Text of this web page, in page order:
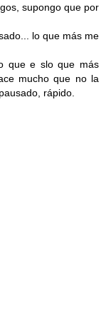
supongo que por
lo que más me
que e slo que más
mucho que no la
rápido.